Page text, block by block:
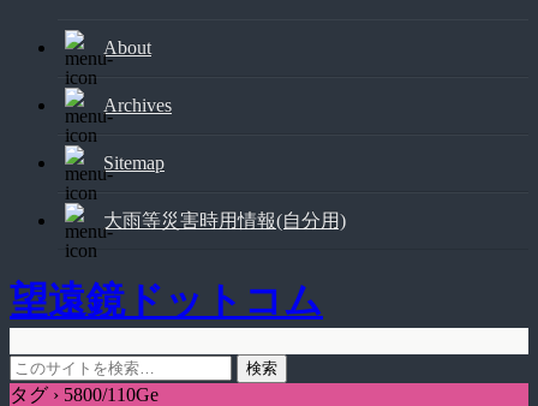
About
Archives
Sitemap
大雨等災害時用情報(自分用)
望遠鏡ドットコム
タグ › 5800/110Ge